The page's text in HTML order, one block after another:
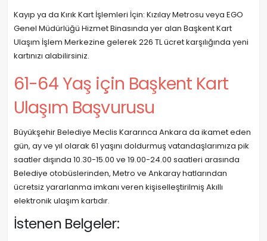
Kayıp ya da Kırık Kart İşlemleri İçin: Kızılay Metrosu veya EGO
Genel Müdürlüğü Hizmet Binasında yer alan Başkent Kart
Ulaşım İşlem Merkezine gelerek 226 TL ücret karşılığında yeni
kartınızı alabilirsiniz.
61-64 Yaş için Başkent Kart
Ulaşım Başvurusu
Büyükşehir Belediye Meclis Kararınca Ankara da ikamet eden
gün, ay ve yıl olarak 61 yaşını doldurmuş vatandaşlarımıza pik
saatler dışında 10.30-15.00 ve 19.00-24.00 saatleri arasında
Belediye otobüslerinden, Metro ve Ankaray hatlarından
ücretsiz yararlanma imkanı veren kişiselleştirilmiş Akıllı
elektronik ulaşım kartıdır.
İstenen Belgeler: